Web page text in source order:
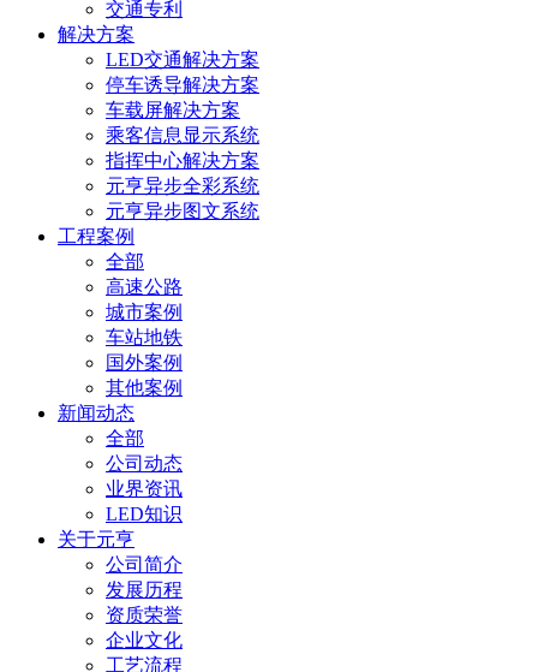
交通专利
解决方案
LED交通解决方案
停车诱导解决方案
车载屏解决方案
乘客信息显示系统
指挥中心解决方案
元亨异步全彩系统
元亨异步图文系统
工程案例
全部
高速公路
城市案例
车站地铁
国外案例
其他案例
新闻动态
全部
公司动态
业界资讯
LED知识
关于元亨
公司简介
发展历程
资质荣誉
企业文化
工艺流程